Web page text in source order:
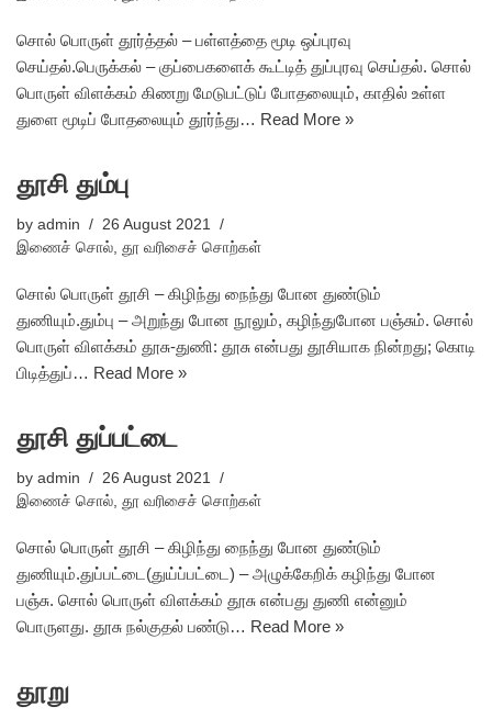
சொல் பொருள் தூர்த்தல் – பள்ளத்தை மூடி ஒப்புரவு
செய்தல்.பெருக்கல் – குப்பைகளைக் கூட்டித் துப்புரவு செய்தல். சொல்
பொருள் விளக்கம் கிணறு மேடுபட்டுப் போதலையும், காதில் உள்ள
துளை மூடிப் போதலையும் தூர்ந்து… Read More »
தூசி தும்பு
by admin
26 August 2021
இணைச் சொல், தூ வரிசைச் சொற்கள்
சொல் பொருள் தூசி – கிழிந்து நைந்து போன துண்டும்
துணியும்.தும்பு – அறுந்து போன நூலும், கழிந்துபோன பஞ்சும். சொல்
பொருள் விளக்கம் தூசு-துணி: தூசு என்பது தூசியாக நின்றது; கொடி
பிடித்துப்… Read More »
தூசி துப்பட்டை
by admin
26 August 2021
இணைச் சொல், தூ வரிசைச் சொற்கள்
சொல் பொருள் தூசி – கிழிந்து நைந்து போன துண்டும்
துணியும்.துப்பட்டை(துய்ப்பட்டை) – அழுக்கேறிக் கழிந்து போன
பஞ்சு. சொல் பொருள் விளக்கம் தூசு என்பது துணி என்னும்
பொருளது. தூசு நல்குதல் பண்டு… Read More »
தூறு